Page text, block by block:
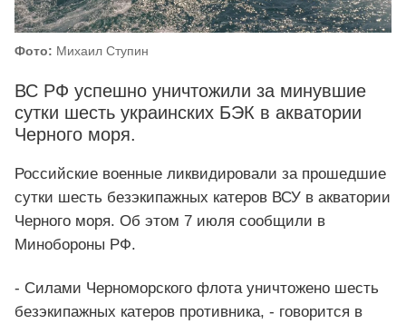
Фото: Михаил Ступин
ВС РФ успешно уничтожили за минувшие
сутки шесть украинских БЭК в акватории
Черного моря.
Российские военные ликвидировали за прошедшие
сутки шесть безэкипажных катеров ВСУ в акватории
Черного моря. Об этом 7 июля сообщили в
Минобороны РФ.
- Силами Черноморского флота уничтожено шесть
безэкипажных катеров противника, - говорится в